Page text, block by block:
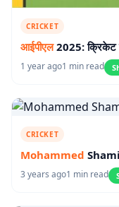
CRICKET
आईपीएल2025: क्रिकेट
1 year ago1 min read
CRICKET
Mohammed Shami
3 years ago1 min read